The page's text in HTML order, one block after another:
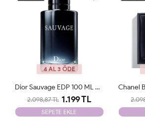
4 AL 3 ÖDE
Chanel Blue De Chanel EDP 100ml Parfüm Man Tester
2.098,87 TL 1.199 TL
SEPETE EKLE